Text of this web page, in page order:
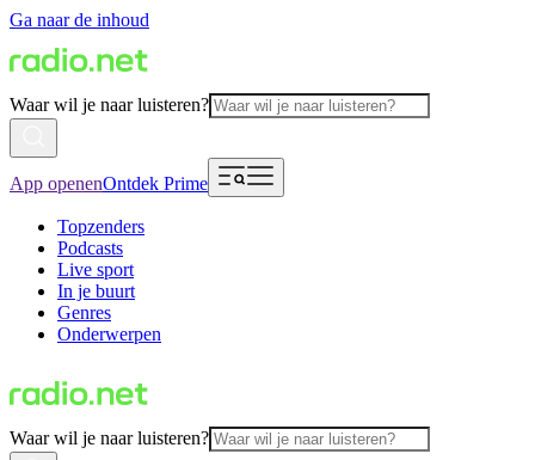
Ga naar de inhoud
Waar wil je naar luisteren?
App openenOntdek Prime
Topzenders
Podcasts
Live sport
In je buurt
Genres
Onderwerpen
Waar wil je naar luisteren?